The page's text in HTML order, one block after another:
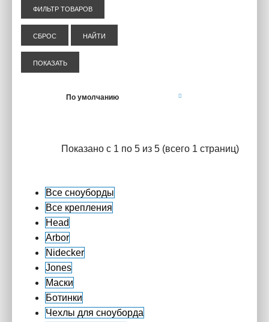
ФИЛЬТР ТОВАРОВ
СБРОС НАЙТИ
ПОКАЗАТЬ
Показано с 1 по 5 из 5 (всего 1 страниц)
Все сноуборды
Все крепления
Head
Arbor
Nidecker
Jones
Маски
Ботинки
Чехлы для сноуборда